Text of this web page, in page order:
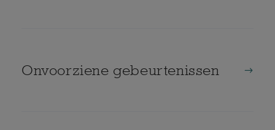
Onvoorziene gebeurtenissen